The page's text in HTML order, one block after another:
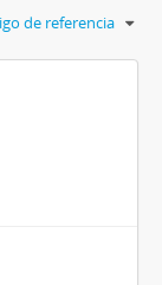
de referencia